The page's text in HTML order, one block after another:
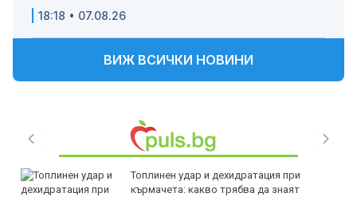
18:18 • 07.08.26
ВИЖ ВСИЧКИ НОВИНИ
Топлинен удар и дехидратация при
кърмачета: какво трябва да знаят